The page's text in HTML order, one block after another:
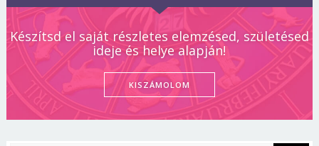
Készítsd el saját részletes elemzésed, születésed
ideje és helye alapján!
KISZÁMOLOM